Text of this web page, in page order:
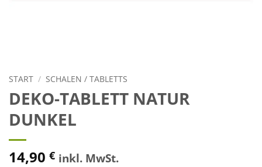
START / SCHALEN / TABLETTS
DEKO-TABLETT NATUR
DUNKEL
14,90 € inkl. MwSt.